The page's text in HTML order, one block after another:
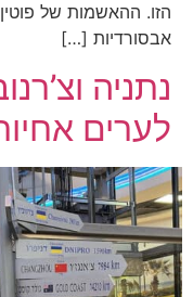
הזו. ההאשמות של פוטין:
אבסורדיות […]
נתניה
לערים